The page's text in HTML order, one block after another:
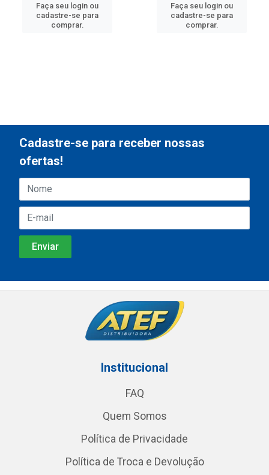
Faça seu login ou
cadastre-se para
comprar.
Faça seu login ou
cadastre-se para
comprar.
Cadastre-se para receber nossas
ofertas!
Institucional
FAQ
Quem Somos
Política de Privacidade
Política de Troca e Devolução